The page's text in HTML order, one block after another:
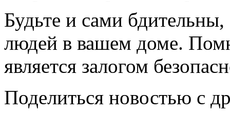
Будьте и сами
людей в вашем доме.
является залогом
Поделиться новостью с